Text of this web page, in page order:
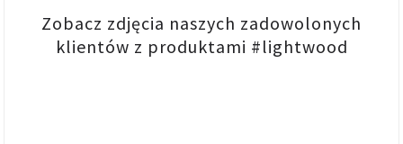
Zobacz zdjęcia naszych zadowolonych
klientów z produktami #lightwood